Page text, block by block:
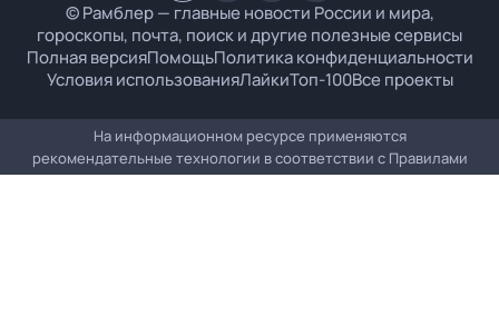
© Рамблер — главные новости России и мира,
гороскопы, почта, поиск и другие полезные сервисы
Полная версияПомощьПолитика конфиденциальности
Условия использованияЛайкиТоп-100Все проекты
На информационном ресурсе применяются
рекомендательные технологии в соответствии с Правилами